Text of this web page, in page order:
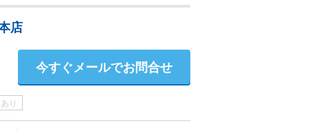
店
今すぐメールでお問合せ
り